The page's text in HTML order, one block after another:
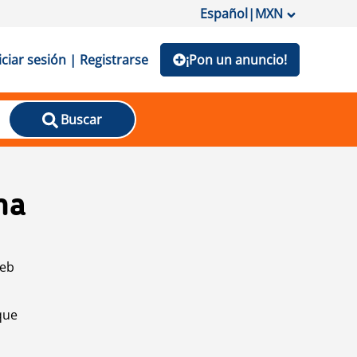
Español|MXN
sesión | Registrarse ¡Pon un anuncio!
Buscar